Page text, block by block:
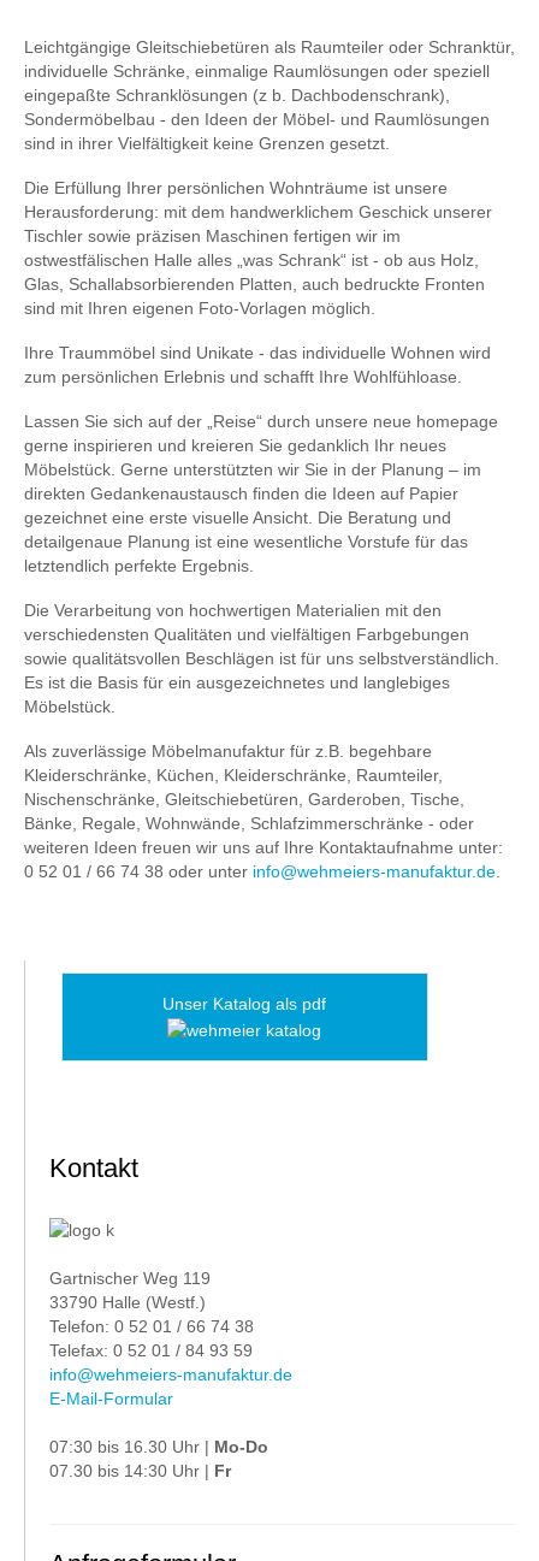
Leichtgängige Gleitschiebetüren als Raumteiler oder Schranktür,
individuelle Schränke, einmalige Raumlösungen oder speziell
eingepaßte Schranklösungen (z b. Dachbodenschrank),
Sondermöbelbau - den Ideen der Möbel- und Raumlösungen
sind in ihrer Vielfältigkeit keine Grenzen gesetzt.
Die Erfüllung Ihrer persönlichen Wohnträume ist unsere
Herausforderung: mit dem handwerklichem Geschick unserer
Tischler sowie präzisen Maschinen fertigen wir im
ostwestfälischen Halle alles „was Schrank“ ist - ob aus Holz,
Glas, Schallabsorbierenden Platten, auch bedruckte Fronten
sind mit Ihren eigenen Foto-Vorlagen möglich.
Ihre Traummöbel sind Unikate - das individuelle Wohnen wird
zum persönlichen Erlebnis und schafft Ihre Wohlfühloase.
Lassen Sie sich auf der „Reise“ durch unsere neue homepage
gerne inspirieren und kreieren Sie gedanklich Ihr neues
Möbelstück. Gerne unterstützten wir Sie in der Planung – im
direkten Gedankenaustausch finden die Ideen auf Papier
gezeichnet eine erste visuelle Ansicht. Die Beratung und
detailgenaue Planung ist eine wesentliche Vorstufe für das
letztendlich perfekte Ergebnis.
Die Verarbeitung von hochwertigen Materialien mit den
verschiedensten Qualitäten und vielfältigen Farbgebungen
sowie qualitätsvollen Beschlägen ist für uns selbstverständlich.
Es ist die Basis für ein ausgezeichnetes und langlebiges
Möbelstück.
Als zuverlässige Möbelmanufaktur für z.B. begehbare
Kleiderschränke, Küchen, Kleiderschränke, Raumteiler,
Nischenschränke, Gleitschiebetüren, Garderoben, Tische,
Bänke, Regale, Wohnwände, Schlafzimmerschränke - oder
weiteren Ideen freuen wir uns auf Ihre Kontaktaufnahme unter:
0 52 01 / 66 74 38 oder unter info@wehmeiers-manufaktur.de.
Unser Katalog als pdf
Kontakt
Gartnischer Weg 119
33790 Halle (Westf.)
Telefon: 0 52 01 / 66 74 38
Telefax: 0 52 01 / 84 93 59
info@wehmeiers-manufaktur.de
E-Mail-Formular
07:30 bis 16.30 Uhr | Mo-Do
07.30 bis 14:30 Uhr | Fr